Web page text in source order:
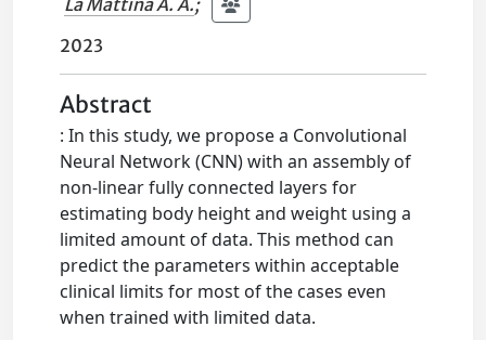
2023
Abstract
: In this study, we propose a Convolutional
Neural Network (CNN) with an assembly of
non-linear fully connected layers for
estimating body height and weight using a
limited amount of data. This method can
predict the parameters within acceptable
clinical limits for most of the cases even
when trained with limited data.